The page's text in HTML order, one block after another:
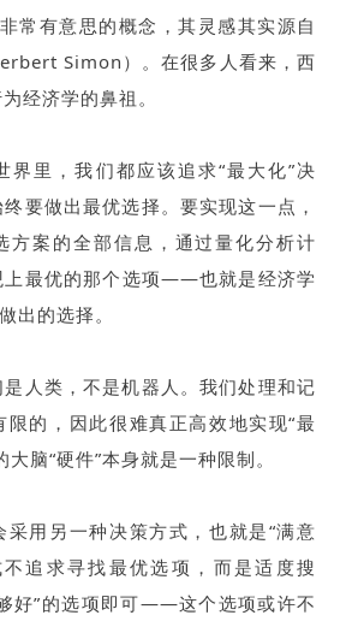
常有意思的概念，其灵感其实源自
Simon）。在很多人看来，西
经济学的鼻祖。
界里，我们都应该追求“最大化”决
要做出最优选择。要实现这一点，
方案的全部信息，通过量化分析计
上最优的那个选项——也就是经济学
出的选择。
人类，不是机器人。我们处理和记
限的，因此很难真正高效地实现“最
脑“硬件”本身就是一种限制。
采用另一种决策方式，也就是“满意
追求寻找最优选项，而是适度搜
好”的选项即可——这个选项或许不